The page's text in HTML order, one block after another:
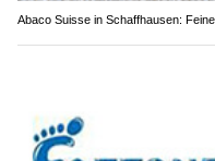
Abaco Suisse in Schaffhausen: